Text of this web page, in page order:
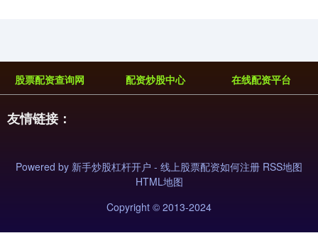
国债指数
股票配资查询网 配资炒股中心 在线配资平台
友情链接：
Powered by 新手炒股杠杆开户 - 线上股票配资如何注册 RSS地图
HTML地图
Copyright © 2013-2024